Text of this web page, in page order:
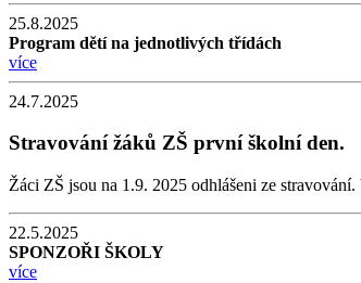
25.8.2025
Program dětí na jednotlivých třídách
více
24.7.2025
Stravování žáků ZŠ první školní den.
Žáci ZŠ jsou na 1.9. 2025 odhlášeni ze
22.5.2025
SPONZOŘI ŠKOLY
více